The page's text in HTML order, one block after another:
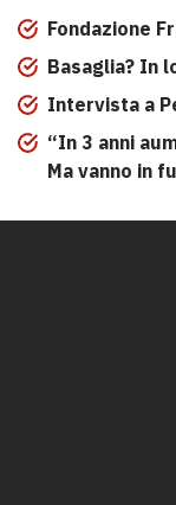
Fondazione
Basaglia? In
Intervista a
“In 3 anni
Ma vanno in